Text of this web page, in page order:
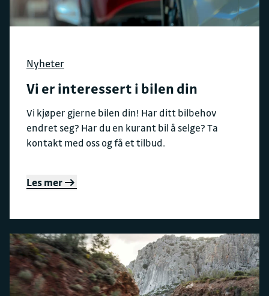
Nyheter
Vi er interessert i bilen din
Vi kjøper gjerne bilen din! Har ditt bilbehov
endret seg? Har du en kurant bil å selge? Ta
kontakt med oss og få et tilbud.
Les mer